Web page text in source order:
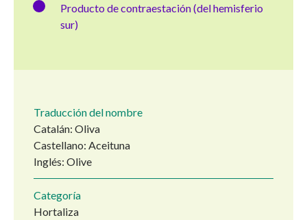
Producto de contraestación (del hemisferio
sur)
Traducción del nombre
Catalán: Oliva
Castellano: Aceituna
Inglés: Olive
Categoría
Hortaliza